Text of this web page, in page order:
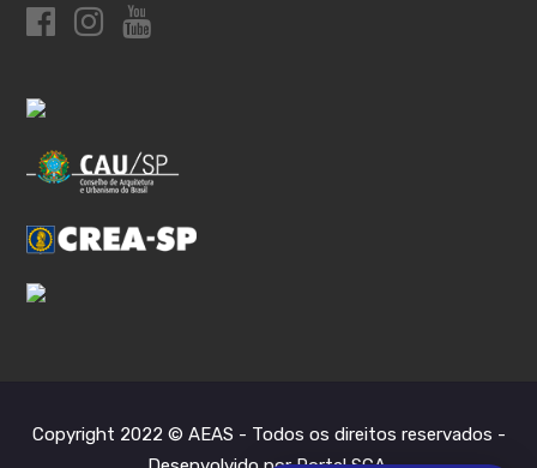
Copyright 2022 © AEAS - Todos os direitos reservados -